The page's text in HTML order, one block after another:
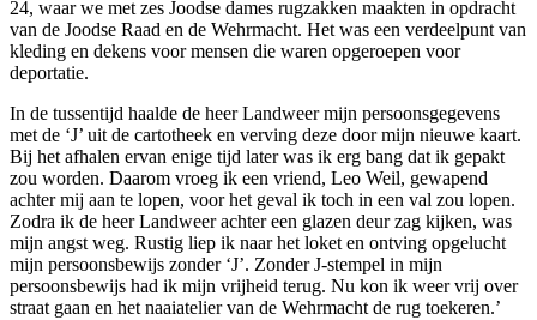
24, waar we met zes Joodse dames rugzakken maakten in opdracht
van de Joodse Raad en de Wehrmacht. Het was een verdeelpunt van
kleding en dekens voor mensen die waren opgeroepen voor
deportatie.
In de tussentijd haalde de heer Landweer mijn persoonsgegevens
met de ‘J’ uit de cartotheek en verving deze door mijn nieuwe kaart.
Bij het afhalen ervan enige tijd later was ik erg bang dat ik gepakt
zou worden. Daarom vroeg ik een vriend, Leo Weil, gewapend
achter mij aan te lopen, voor het geval ik toch in een val zou lopen.
Zodra ik de heer Landweer achter een glazen deur zag kijken, was
mijn angst weg. Rustig liep ik naar het loket en ontving opgelucht
mijn persoonsbewijs zonder ‘J’. Zonder J-stempel in mijn
persoonsbewijs had ik mijn vrijheid terug. Nu kon ik weer vrij over
straat gaan en het naaiatelier van de Wehrmacht de rug toekeren.’